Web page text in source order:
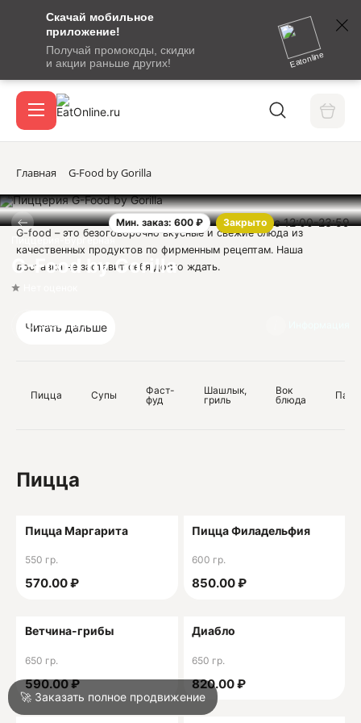
Скачай мобильное
приложение!
Получай промокоды, скидки
и акции раньше других!
Eatonline
сообщение
кодом
подтверждения
Вход / регистрация
Акции
Войти
Главная G-Food by Gorilla
Мин. заказ: 600 ₽ Закрыто с 12:00-23:59
Пиццерия-Бургерная
G-Food by Gorilla
Отзывов нет
G-food – это безоговорочно вкусные и свежие блюда из
качественных продуктов по фирменным рецептам. Наша
доставка не заставит себя долго ждать.
ИП Тищенко Олег Алексеевич
Читать дальше
Пицца Супы
Фаст-
фуд
Шашлык,
гриль
Вок
блюда
Пицца
Пицца Маргарита
550 гр.
570.00 ₽
Пицца Филадельфия
600 гр.
850.00 ₽
Ветчина-грибы
650 гр.
590.00 ₽
Диабло
650 гр.
820.00 ₽
🚀 Заказать полное продвижение